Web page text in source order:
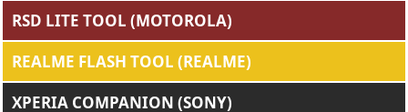
RSD LITE TOOL (MOTOROLA)
REALME FLASH TOOL (REALME)
XPERIA COMPANION (SONY)